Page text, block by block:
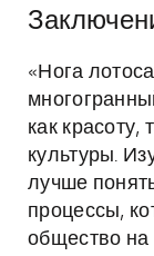
«Нога
как красоту,
культуры.
лучше
процессы,
общество на